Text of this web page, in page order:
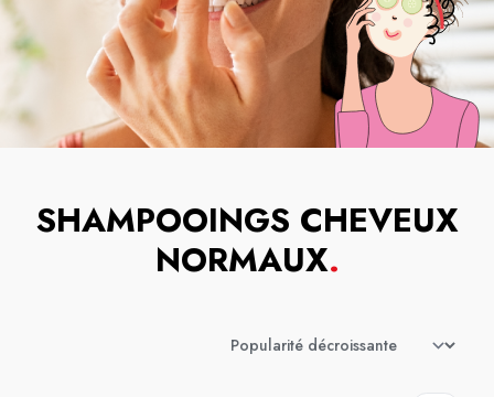
SHAMPOOINGS CHEVEUX
NORMAUX.